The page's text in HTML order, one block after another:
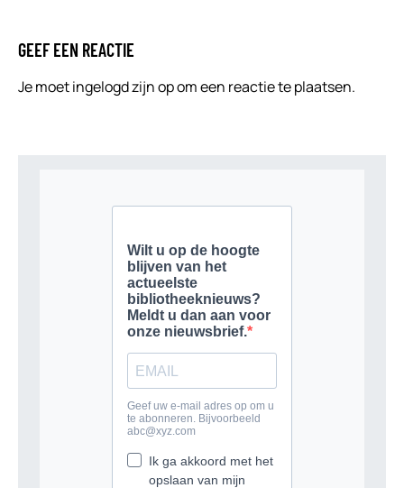
GEEF EEN REACTIE
Je moetingelogd zijn opom een reactie te plaatsen.